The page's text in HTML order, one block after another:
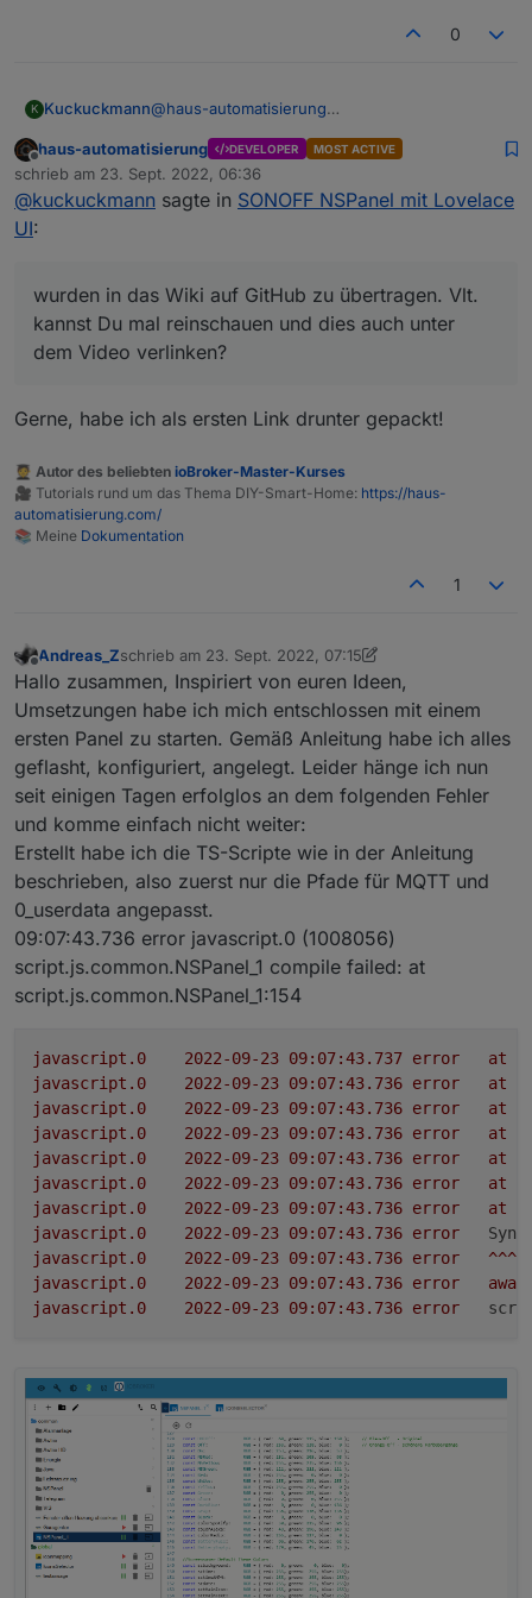
0
K Kuckuckmann@haus-automatisierung
vielen Dank für Dein Feedback.@Armilar
auch zum Teil ich versuchen im Moment viele
der Dinge die im anderen Thread gefragt,
verlinken?
Wir haben dem Wildwuchs den Kampf angesagt
Dein Video die Community hier wieder richtig
aktiv wurde.
Ich hatte Dir auch einen entsprechenden
Kommentar unter das Video gepostet.
Offline
haus-automatisierung DEVELOPER MOST ACTIVE
schrieb am 23. Sept. 2022, 06:36
zuletzt editiert von
@kuckuckmann sagte in SONOFF NSPanel mit Lovelace
UI:
wurden in das Wiki auf GitHub zu übertragen. Vlt.
kannst Du mal reinschauen und dies auch unter
dem Video verlinken?
Gerne, habe ich als ersten Link drunter gepackt!
🧑‍🎓 Autor des beliebten ioBroker-Master-Kurses
🎥 Tutorials rund um das Thema DIY-Smart-Home: https://haus-
automatisierung.com/
📚 Meine Dokumentation
1
Offline
Andreas_Zschrieb am 23. Sept. 2022, 07:15
zuletzt editiert von Andreas_Z
Hallo zusammen, Inspiriert von euren Ideen,
Umsetzungen habe ich mich entschlossen mit einem
ersten Panel zu starten. Gemäß Anleitung habe ich alles
geflasht, konfiguriert, angelegt. Leider hänge ich nun
seit einigen Tagen erfolglos an dem folgenden Fehler
und komme einfach nicht weiter:
Erstellt habe ich die TS-Scripte wie in der Anleitung
beschrieben, also zuerst nur die Pfade für MQTT und
0_userdata angepasst.
09:07:43.736 error javascript.0 (1008056)
script.js.common.NSPanel_1 compile failed: at
script.js.common.NSPanel_1:154
javascript.0 error at
javascript.0
error at
javascript.0
error at
javascript.0
error at
javascript.0
error at
javascript.0
error at
javascript.0
error at
javascript.0
error
javascript.0
error
javascript.0
error
javascript.0
error